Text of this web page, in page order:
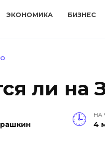
ЭКОНОМИКА БИЗНЕС
ли на
НА
4